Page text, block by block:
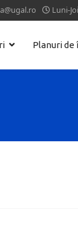
Luni-
Planuri de